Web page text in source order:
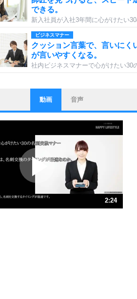
できる。
新入社員が入社3年間に心がけたい30
ビジネスマナー
クッション言葉で、言いにく
が言いやすくなる。
社内ビジネスマナーで心がけたい30
ストレス対策
他人と比べない。
いっそのこと、他人を見ない。
プラス思考
ポジティブになれない原因は
しないから。
ポジティブ思考になる30の方法
ストレス対策
動画 音声
2:24